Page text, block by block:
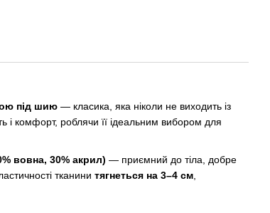
під шию — класика, яка ніколи не виходить із
і комфорт, роблячи її ідеальним вибором для
вовна, 30% акрил) — приємний до тіла, добре
тканини тягнеться на 3–4 см